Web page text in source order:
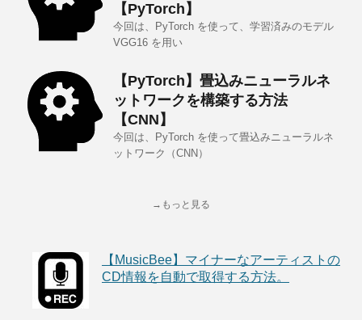
【PyTorch】
今回は、PyTorch を使って、学習済みのモデル
VGG16 を用い
【PyTorch】畳込みニューラルネ
ットワークを構築する方法
【CNN】
今回は、PyTorch を使って畳込みニューラルネ
ットワーク（CNN）
→もっと見る
【MusicBee】マイナーなアーティストの
CD情報を自動で取得する方法。